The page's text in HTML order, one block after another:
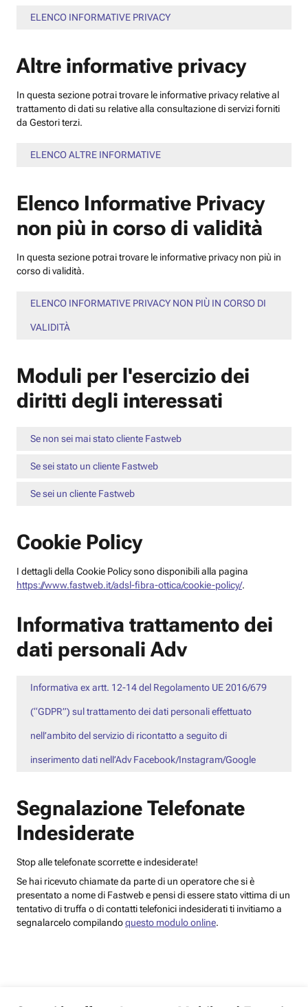
ELENCO INFORMATIVE PRIVACY
Altre informative privacy
In questa sezione potrai trovare le informative privacy relative al
trattamento di dati su relative alla consultazione di servizi forniti
da Gestori terzi.
ELENCO ALTRE INFORMATIVE
Elenco Informative Privacy
non più in corso di validità
In questa sezione potrai trovare le informative privacy non più in
corso di validità.
ELENCO INFORMATIVE PRIVACY NON PIÙ IN CORSO DI
VALIDITÀ
Moduli per l'esercizio dei
diritti degli interessati
Se non sei mai stato cliente Fastweb
Se sei stato un cliente Fastweb
Se sei un cliente Fastweb
Cookie Policy
I dettagli della Cookie Policy sono disponibili alla pagina
https://www.fastweb.it/adsl-fibra-ottica/cookie-policy/.
Informativa trattamento dei
dati personali Adv
Informativa ex artt. 12-14 del Regolamento UE 2016/679
(“GDPR”) sul trattamento dei dati personali effettuato
nell’ambito del servizio di ricontatto a seguito di
inserimento dati nell’Adv Facebook/Instagram/Google
Segnalazione Telefonate
Indesiderate
Stop alle telefonate scorrette e indesiderate!
Se hai ricevuto chiamate da parte di un operatore che si è
presentato a nome di Fastweb e pensi di essere stato vittima di un
tentativo di truffa o di contatti telefonici indesiderati ti invitiamo a
segnalarcelo compilandoquesto modulo online.